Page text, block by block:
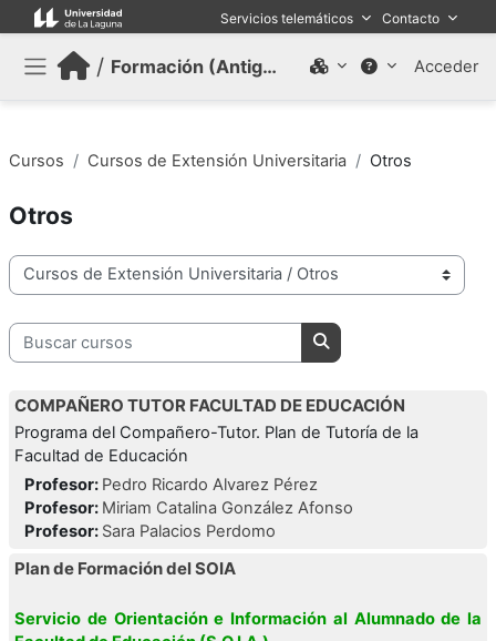
Salta al contenido principal Servicios telemáticos Contacto
/ Formación (Antiguo) Acceder
Cursos Cursos de Extensión Universitaria Otros
Otros
Categorías
Buscar cursos
Buscar cursos
COMPAÑERO TUTOR FACULTAD DE EDUCACIÓN
Programa del Compañero-Tutor. Plan de Tutoría de la
Facultad de Educación
Profesor: Pedro Ricardo Alvarez Pérez
Profesor: Miriam Catalina González Afonso
Profesor: Sara Palacios Perdomo
Plan de Formación del SOIA
Servicio de Orientación e Información al Alumnado de la